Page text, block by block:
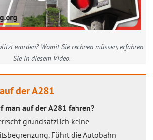
worden? Womit Sie rechnen müssen, erfahren
Sie in diesem Video.
der A281
man auf der A281 fahren?
grundsätzlich keine
Führt die Autobahn